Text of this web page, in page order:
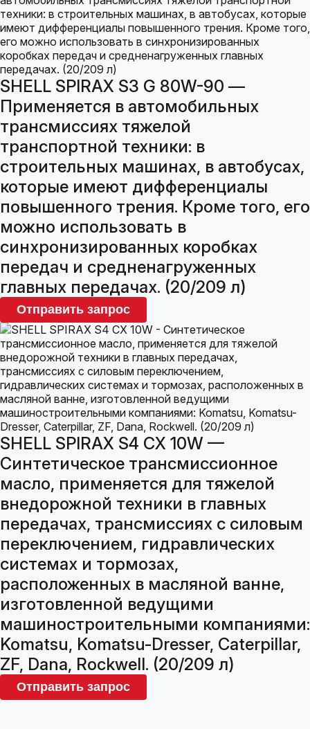
SHELL SPIRAX S3 G 80W-90 —
Применяется в автомобильных
трансмиссиях тяжелой
транспортной техники: в
строительных машинах, в автобусах,
которые имеют дифференциалы
повышенного трения. Кроме того, его
можно использовать в
синхронизированных коробках
передач и средненагруженных
главных передачах. (20/209 л)
Отправить запрос
SHELL SPIRAX S4 CX 10W —
Cинтетическое трансмиссионное
масло, применяется для тяжелой
внедорожной техники в главных
передачах, трансмиссиях с силовым
переключением, гидравлических
системах и тормозах,
расположенных в масляной ванне,
изготовленной ведущими
машиностроительными компаниями:
Komatsu, Komatsu-Dresser, Caterpillar,
ZF, Dana, Rockwell. (20/209 л)
Отправить запрос